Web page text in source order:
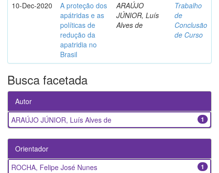
10-Dec-2020
A proteção dos
apátridas e as
políticas de
redução da
apatridia no
Brasil
ARAÚJO
JÚNIOR, Luís
Alves de
Trabalho
de
Conclusão
de Curso
Busca facetada
Autor
1
ARAÚJO JÚNIOR, Luís Alves de
Orientador
1
ROCHA, Felipe José Nunes